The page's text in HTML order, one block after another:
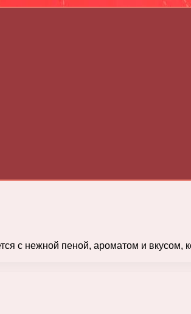
с нежной пеной, ароматом и